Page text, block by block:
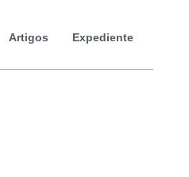
Artigos Expediente